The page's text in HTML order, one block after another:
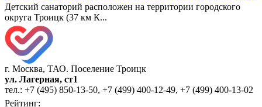
Детский санаторий расположен на территории городского
округа Троицк (37 км К...
г. Москва, ТАО. Поселение Троицк
ул. Лагерная, ст1
тел.: +7 (495) 850-13-50, +7 (499) 400-12-49, +7 (499) 400-13-02
Рейтинг: